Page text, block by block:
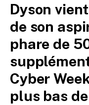
Dyson
de son
phare de
Cyber
plus bas de